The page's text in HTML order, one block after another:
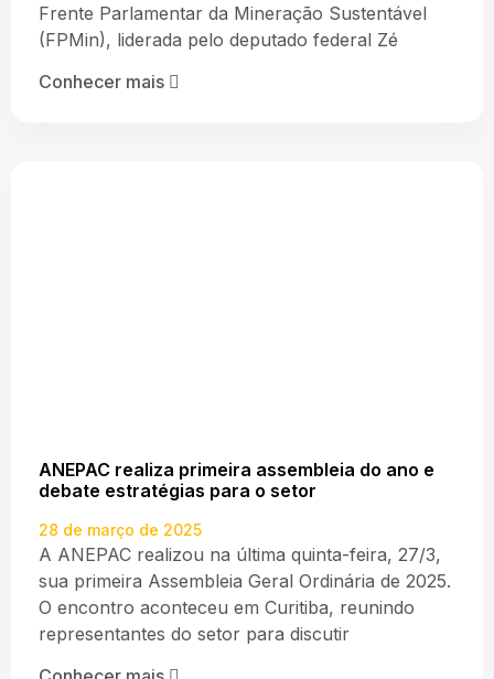
Frente Parlamentar da Mineração Sustentável
(FPMin), liderada pelo deputado federal Zé
Conhecer mais
ANEPAC realiza primeira assembleia do ano e
debate estratégias para o setor
28 de março de 2025
A ANEPAC realizou na última quinta-feira, 27/3,
sua primeira Assembleia Geral Ordinária de 2025.
O encontro aconteceu em Curitiba, reunindo
representantes do setor para discutir